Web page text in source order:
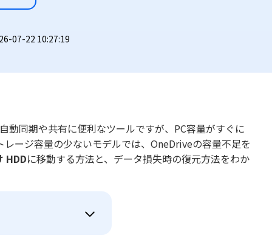
07-22 10:27:19
同期や共有に便利なツールですが、PC容量がすぐに
ージ容量の少ないモデルでは、OneDriveの容量不足を
HDDに移動する方法と、データ損失時の復元方法をわか